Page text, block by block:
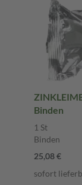
Binden
1 St
Binden
25,08 €
sofort